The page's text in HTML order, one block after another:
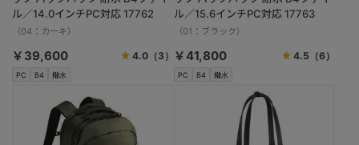
PC B4 撥水
ル／14.0インチPC対応 17762
（04：カーキ）
￥39,600 4.0（3）
PC B4 撥水
ル／15.6インチPC対応 17763
（01：ブラック）
￥41,800 4.5 （6）